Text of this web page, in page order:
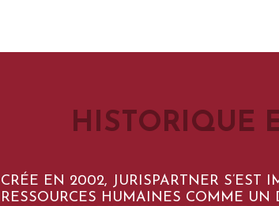
HISTORIQUE
CRÉE EN 2002, JURISPARTNER S’EST
RESSOURCES HUMAINES COMME